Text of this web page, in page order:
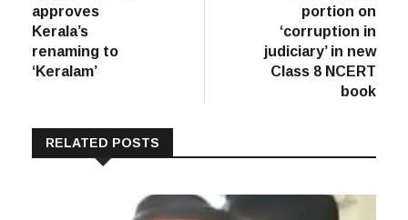
approves
Kerala’s
renaming to
‘Keralam’
portion on
‘corruption in
judiciary’ in new
Class 8 NCERT
book
RELATED POSTS